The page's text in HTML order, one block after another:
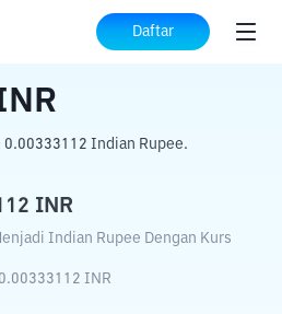
Daftar
PIXFI INR
0.00333112 Indian Rupee.
INR
Indian Rupee Dengan Kurs
0.00333112 INR